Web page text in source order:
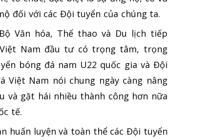
đối với các Đội tuyển của chúng ta.
Văn hóa, Thể thao và Du lịch tiếp
Nam đầu tư có trọng tâm, trọng
bóng đá nam U22 quốc gia và Đội
Việt Nam nói chung ngày càng nâng
và gặt hái nhiều thành công hơn nữa
tế.
huấn luyện và toàn thể các Đội tuyển